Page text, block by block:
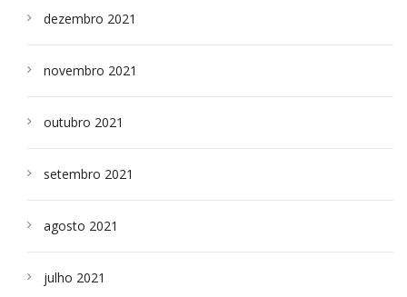
dezembro 2021
novembro 2021
outubro 2021
setembro 2021
agosto 2021
julho 2021